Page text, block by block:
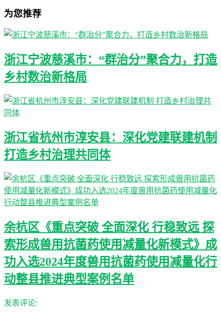
为您推荐
浙江宁波慈溪市：“群治分”聚合力，打造
乡村数治新格局
浙江省杭州市淳安县：深化党建联建机制
打造乡村治理共同体
余杭区《重点突破 全面深化 行稳致远 探
索形成兽用抗菌药使用减量化新模式》成
功入选2024年度兽用抗菌药使用减量化行
动整县推进典型案例名单
发表评论: